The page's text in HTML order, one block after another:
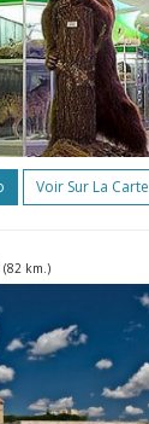
Voir Sur La Carte
(82 km.)